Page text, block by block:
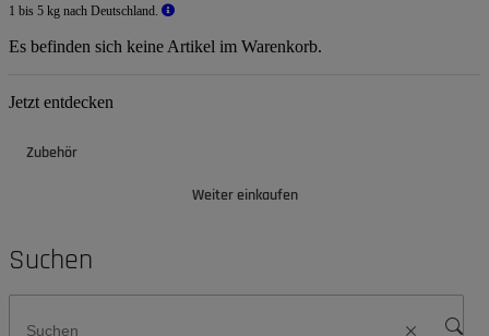
1 bis 5 kg nach Deutschland.
Es befinden sich keine Artikel im Warenkorb.
Jetzt entdecken
Zubehör
Weiter einkaufen
Suchen